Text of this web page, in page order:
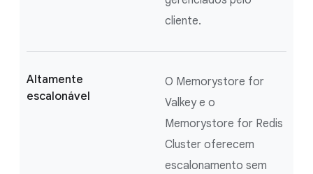
cliente.
Altamente
escalonável
O Memorystore for
Valkey e o
Memorystore for Redis
Cluster oferecem
escalonamento sem